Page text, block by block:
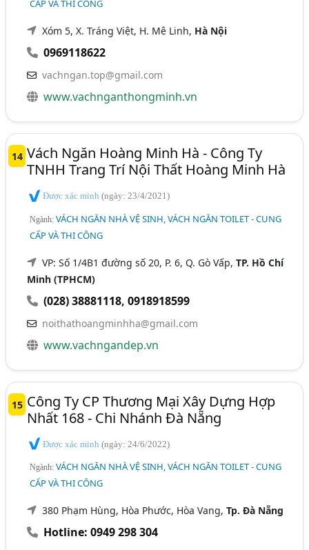
CẤP VÀ THI CÔNG
Xóm 5, X. Tráng Việt, H. Mê Linh, Hà Nội
0969118622
vachngan.top@gmail.com
www.vachnganthongminh.vn
14 Vách Ngăn Hoàng Minh Hà - Công Ty
TNHH Trang Trí Nội Thất Hoàng Minh Hà
Được xác minh(ngày: 23/4/2021)
Ngành:VÁCH NGĂN NHÀ VỆ SINH, VÁCH NGĂN TOILET - CUNG
CẤP VÀ THI CÔNG
VP: Số 1/4B1 đường số 20, P. 6, Q. Gò Vấp,TP. Hồ Chí
Minh (TPHCM)
(028) 38881118,0918918599
noithathoangminhha@gmail.com
www.vachngandep.vn
15 Công Ty CP Thương Mại Xây Dựng Hợp
Nhất 168 - Chi Nhánh Đà Nẵng
Được xác minh(ngày: 24/6/2022)
Ngành:VÁCH NGĂN NHÀ VỆ SINH, VÁCH NGĂN TOILET - CUNG
CẤP VÀ THI CÔNG
380 Phạm Hùng, Hòa Phước, Hòa Vang,Tp. Đà Nẵng
Hotline: 0949 298 304